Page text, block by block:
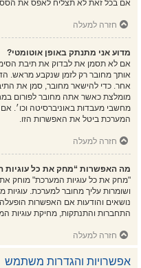
אם בכל זאת לא תצליח לאפס את
חזרה למעלה
מדוע אני מתנתק באופן אוטומטי?
אם לא תסמן את לבדוק את תיבת
אותך מחובר רק לזמן שנקבע מראש.
אחר. כדי להישאר מחובר, סמן את
מומלצת כאשר אתה מחובר לפורום
מחשבי מעבדות באוניברסיטה וכו׳.
המערכת ביטל את האפשרות הזו.
חזרה למעלה
מה האפשרות “מחק את כל עוגיות
ושומרות עליך מחובר למערכת.
נושאים והודעות אם האפשרות
התחברות והתנתקות, מחיקת עוגיות
חזרה למעלה
אפשרויות והגדרות משתמש